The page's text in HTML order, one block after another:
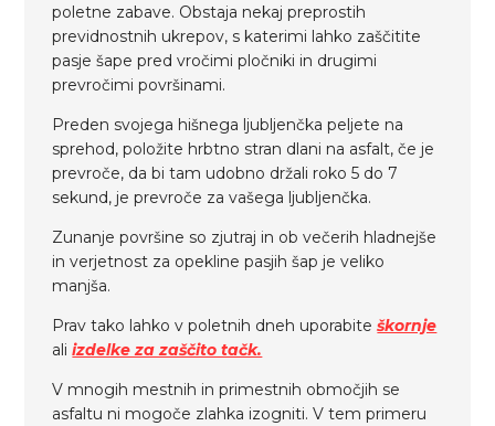
poletne zabave. Obstaja nekaj preprostih
previdnostnih ukrepov, s katerimi lahko zaščitite
pasje šape pred vročimi pločniki in drugimi
prevročimi površinami.
Preden svojega hišnega ljubljenčka peljete na
sprehod, položite hrbtno stran dlani na asfalt, če je
prevroče, da bi tam udobno držali roko 5 do 7
sekund, je prevroče za vašega ljubljenčka.
Zunanje površine so zjutraj in ob večerih hladnejše
in verjetnost za opekline pasjih šap je veliko
manjša.
Prav tako lahko v poletnih dneh uporabiteškornje
aliizdelke za zaščito tačk.
V mnogih mestnih in primestnih območjih se
asfaltu ni mogoče zlahka izogniti. V tem primeru